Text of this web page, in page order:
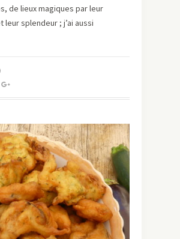
de lieux magiques par leur
splendeur ; j’ai aussi